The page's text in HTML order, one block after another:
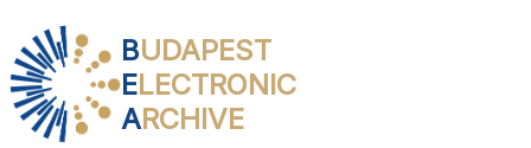
BUDAPEST
ELECTRONIC
ARCHIVE